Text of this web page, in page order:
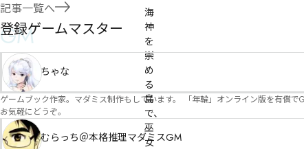
海
神
を
崇
め
る
島
で、
巫
女
記事一覧へ
GM
登録ゲームマスター
ちゃな
ゲームブック作家。マダミス制作もしています。 「年輪」オンライン版を有償
お気軽にどうぞ。
むらっち＠本格推理マダミスGM